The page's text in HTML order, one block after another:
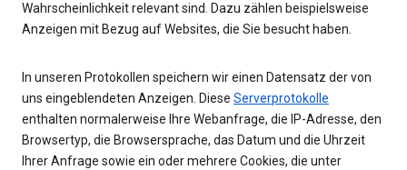
Wahrscheinlichkeit relevant sind. Dazu zählen beispielsweise
Anzeigen mit Bezug auf Websites, die Sie besucht haben.
In unseren Protokollen speichern wir einen Datensatz der von
uns eingeblendeten Anzeigen. Diese Serverprotokolle
enthalten normalerweise Ihre Webanfrage, die IP-Adresse, den
Browsertyp, die Browsersprache, das Datum und die Uhrzeit
Ihrer Anfrage sowie ein oder mehrere Cookies, die unter